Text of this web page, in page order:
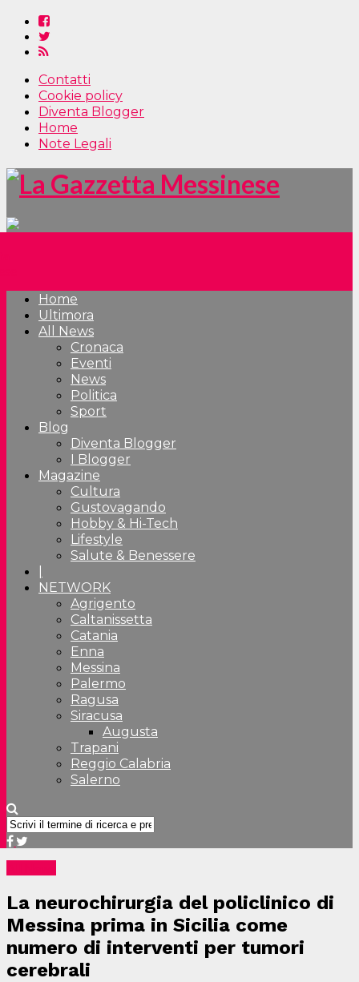
Contatti
Cookie policy
Diventa Blogger
Home
Note Legali
Home
Ultimora
All News
Cronaca
Eventi
News
Politica
Sport
Blog
Diventa Blogger
I Blogger
Magazine
Cultura
Gustovagando
Hobby & Hi-Tech
Lifestyle
Salute & Benessere
NETWORK
Agrigento
Caltanissetta
Catania
Enna
Messina
Palermo
Ragusa
Siracusa
Augusta
Trapani
Reggio Calabria
Salerno
La neurochirurgia del policlinico di
Messina prima in Sicilia come
numero di interventi per tumori
cerebrali